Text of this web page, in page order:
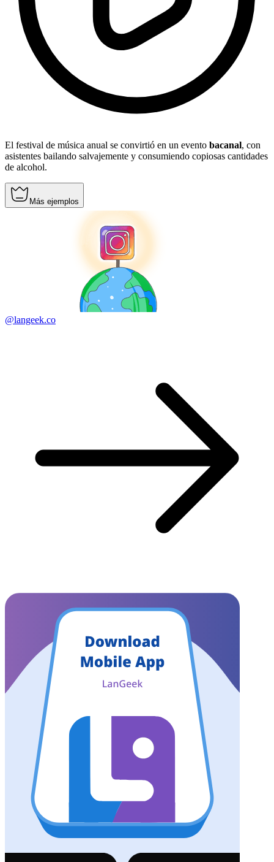
El festival de música anual se convirtió en un evento bacanal, con
asistentes bailando salvajemente y consumiendo copiosas cantidades
de alcohol.
Más ejemplos
@langeek.co